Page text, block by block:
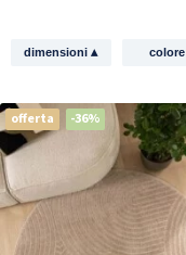
dimensioni▴ colore
offerta -36%